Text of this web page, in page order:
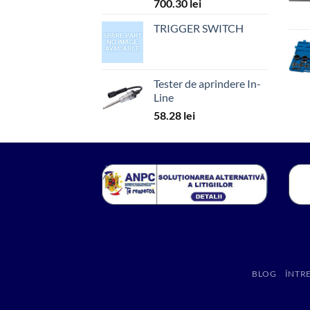
700.30 lei
TRIGGER SWITCH
Tester de aprindere In-
Line
58.28 lei
BLOG